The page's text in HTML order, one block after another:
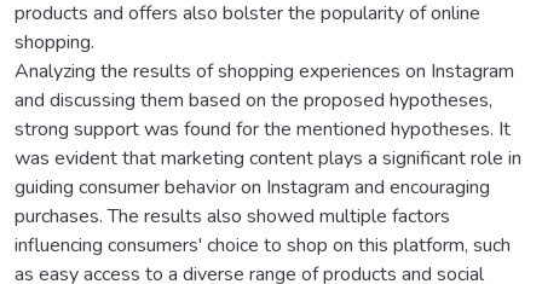
products and offers also bolster the popularity of online
shopping.
Analyzing the results of shopping experiences on Instagram
and discussing them based on the proposed hypotheses,
strong support was found for the mentioned hypotheses. It
was evident that marketing content plays a significant role in
guiding consumer behavior on Instagram and encouraging
purchases. The results also showed multiple factors
influencing consumers' choice to shop on this platform, such
as easy access to a diverse range of products and social